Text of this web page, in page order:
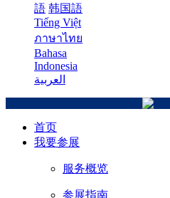
語 韩国語
Tiếng Việt
ภาษาไทย
Bahasa
Indonesia
العربية
首页
我要参展
服务概览
参展指南